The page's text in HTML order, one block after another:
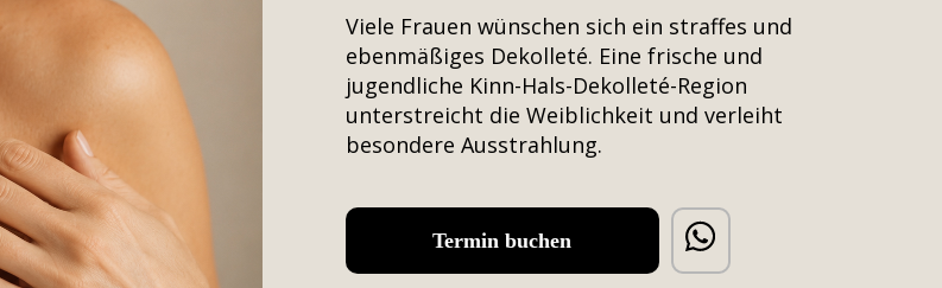
Viele Frauen wünschen sich ein straffes und
ebenmäßiges Dekolleté. Eine frische und
jugendliche Kinn-Hals-Dekolleté-Region
unterstreicht die Weiblichkeit und verleiht
besondere Ausstrahlung.
Termin buchen